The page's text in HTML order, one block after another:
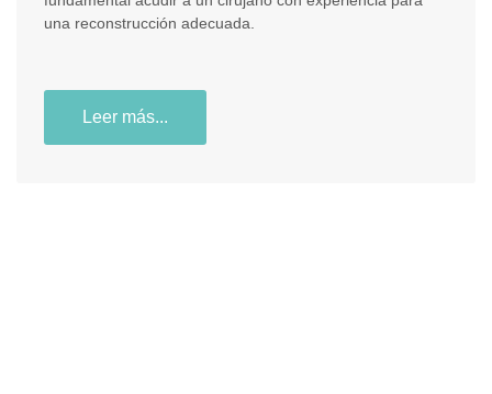
una reconstrucción adecuada.
Leer más...